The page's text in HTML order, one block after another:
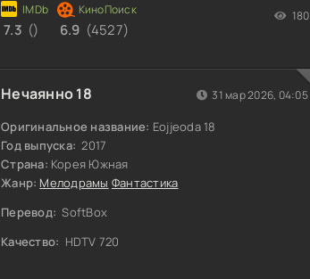
7.3 () 6.9 (4527)
180
Нечаянно 18
Оригинальное название: Eojjeoda 18
Год выпуска: 2017
Страна: Корея Южная
Жанр: Мелодрамы Фантастика
Перевод: SoftBox
Качество: HDTV 720
31 мар 2026, 04:05